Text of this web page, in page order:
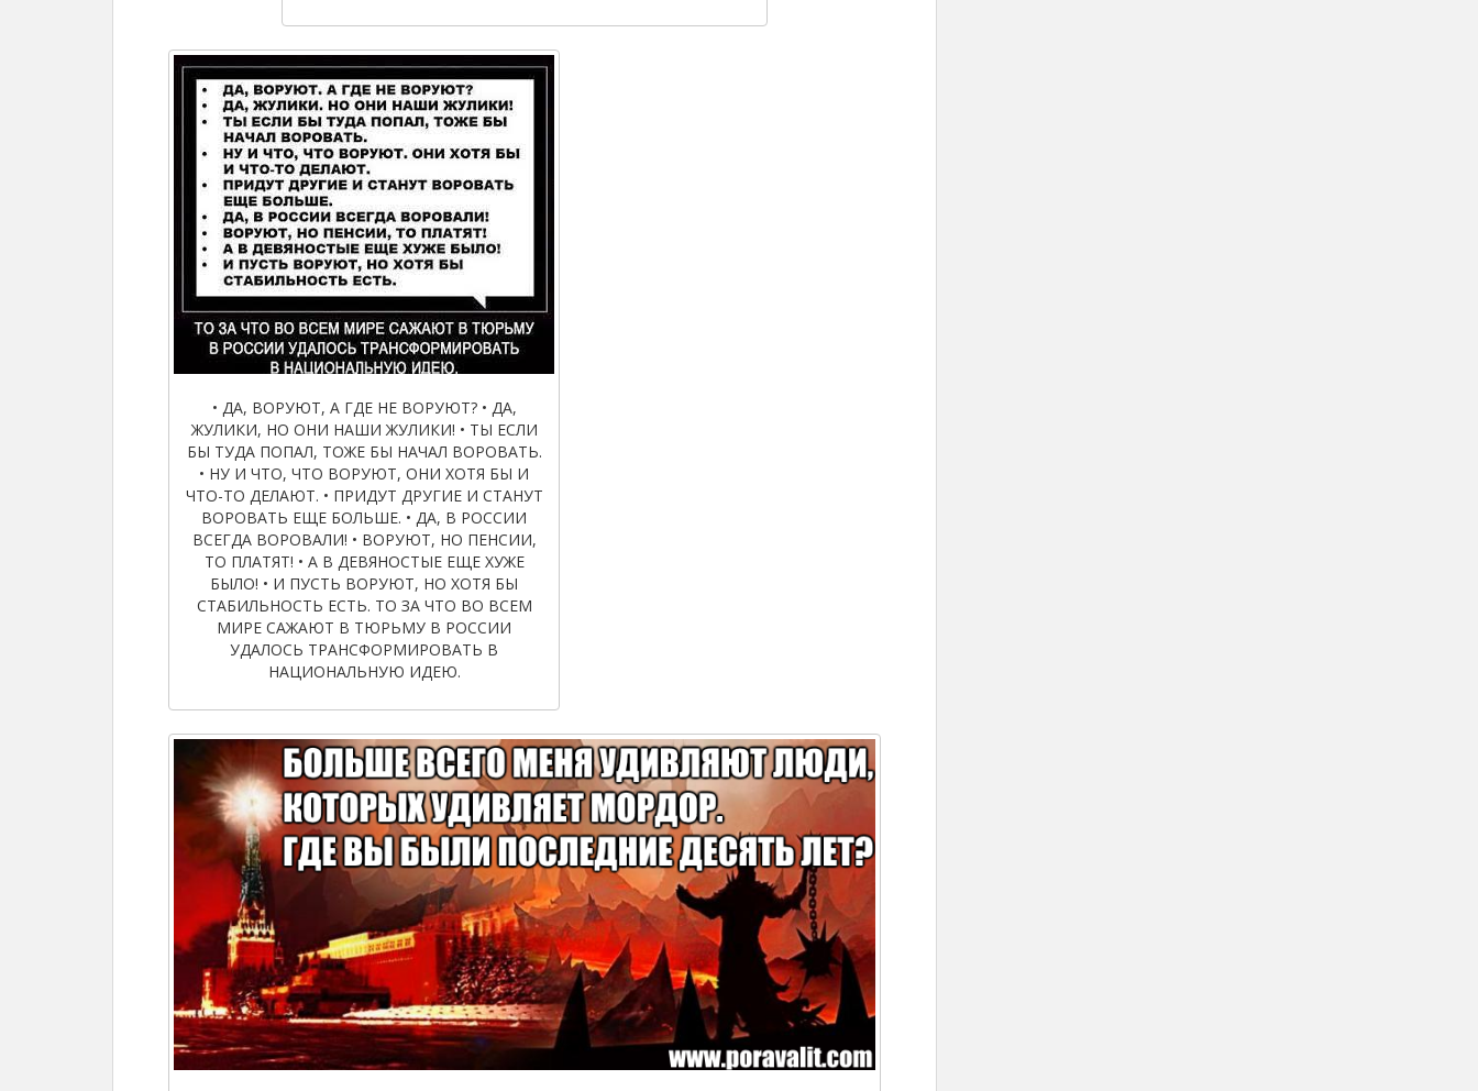
• ДА, ВОРУЮТ, А ГДЕ НЕ ВОРУЮТ? • ДА,
ЖУЛИКИ, НО ОНИ НАШИ ЖУЛИКИ! • ТЫ ЕСЛИ
БЫ ТУДА ПОПАЛ, ТОЖЕ БЫ НАЧАЛ ВОРОВАТЬ.
• НУ И ЧТО, ЧТО ВОРУЮТ, ОНИ ХОТЯ БЫ И
ЧТО-ТО ДЕЛАЮТ. • ПРИДУТ ДРУГИЕ И СТАНУТ
ВОРОВАТЬ ЕЩЕ БОЛЬШЕ. • ДА, В РОССИИ
ВСЕГДА ВОРОВАЛИ! • ВОРУЮТ, НО ПЕНСИИ,
ТО ПЛАТЯТ! • А В ДЕВЯНОСТЫЕ ЕЩЕ ХУЖЕ
БЫЛО! • И ПУСТЬ ВОРУЮТ, НО ХОТЯ БЫ
СТАБИЛЬНОСТЬ ЕСТЬ. ТО ЗА ЧТО ВО ВСЕМ
МИРЕ САЖАЮТ В ТЮРЬМУ В РОССИИ
УДАЛОСЬ ТРАНСФОРМИРОВАТЬ В
НАЦИОНАЛЬНУЮ ИДЕЮ.